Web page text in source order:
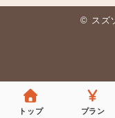
トップ プラン
2020年2月
2019年12月
© スズ